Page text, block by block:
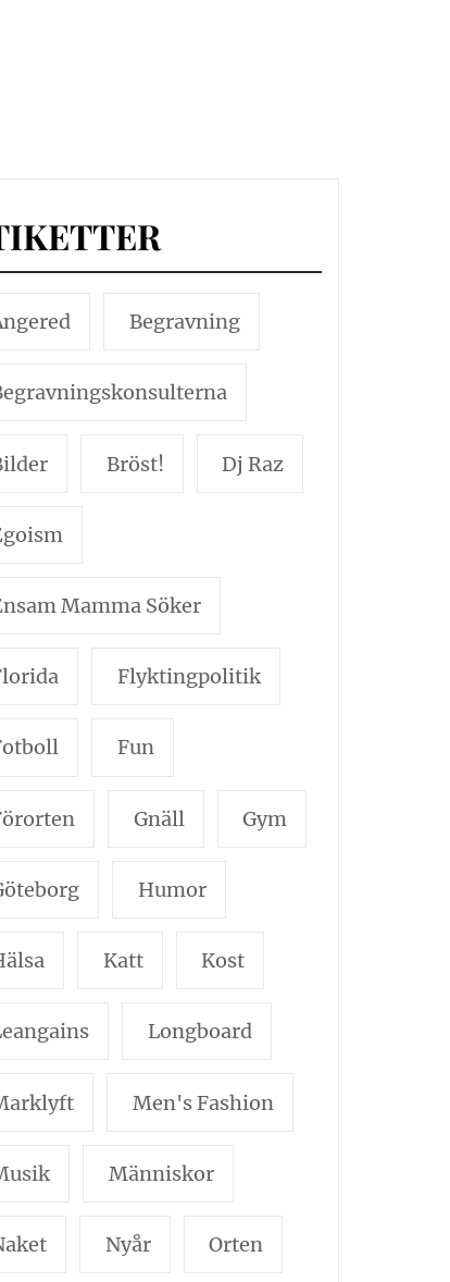
Begravning
Bröst! Dj Raz
Mamma Söker
Flyktingpolitik
Fun
Gnäll Gym
Humor
Katt Kost
Longboard
Men's Fashion
Människor
Nyår Orten